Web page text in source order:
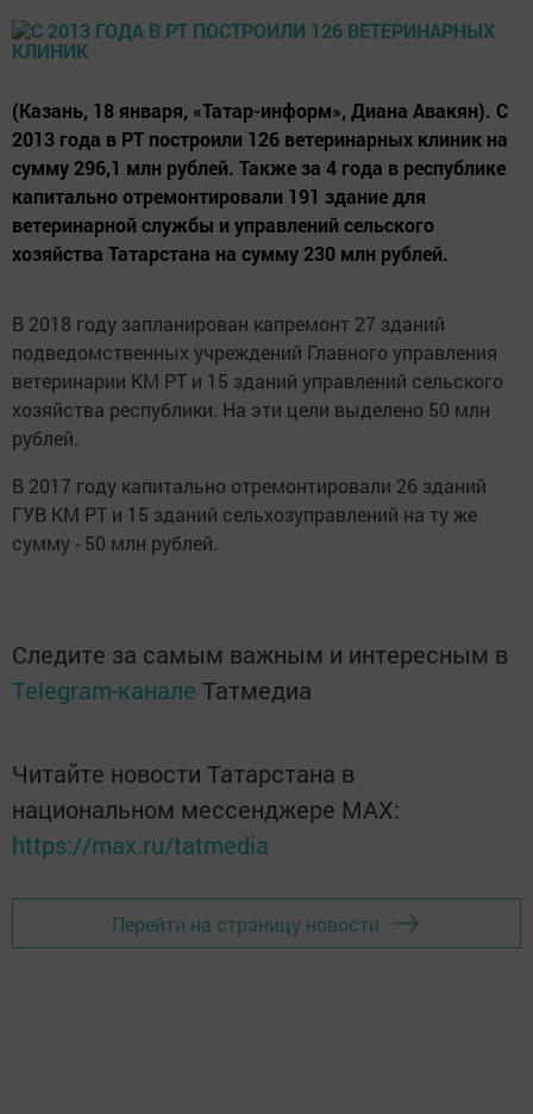
(Казань, 18 января, «Татар-информ», Диана Авакян). С
2013 года в РТ построили 126 ветеринарных клиник на
сумму 296,1 млн рублей. Также за 4 года в республике
капитально отремонтировали 191 здание для
ветеринарной службы и управлений сельского
хозяйства Татарстана на сумму 230 млн рублей.
В 2018 году запланирован капремонт 27 зданий
подведомственных учреждений Главного управления
ветеринарии КМ РТ и 15 зданий управлений сельского
хозяйства республики. На эти цели выделено 50 млн
рублей.
В 2017 году капитально отремонтировали 26 зданий
ГУВ КМ РТ и 15 зданий сельхозуправлений на ту же
сумму - 50 млн рублей.
Следите за самым важным и интересным в
Telegram-канале Татмедиа
Читайте новости Татарстана в
национальном мессенджере MАХ:
https://max.ru/tatmedia
Перейти на страницу новости